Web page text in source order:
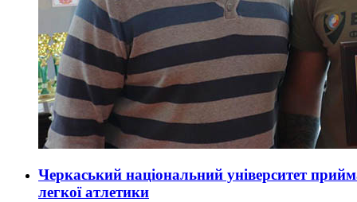
Черкаський національний університет
легкої атлетики